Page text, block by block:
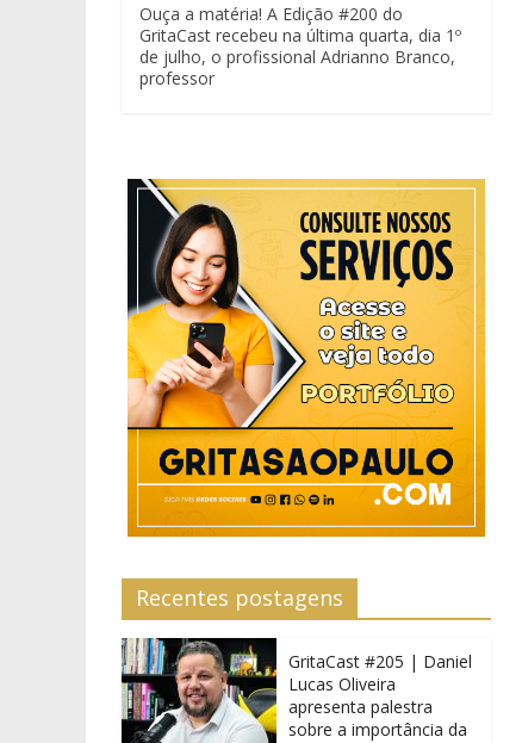
Ouça a matéria! A Edição #200 do
GritaCast recebeu na última quarta, dia 1º
de julho, o profissional Adrianno Branco,
professor
Recentes postagens
GritaCast #205 | Daniel
Lucas Oliveira
apresenta palestra
sobre a importância da